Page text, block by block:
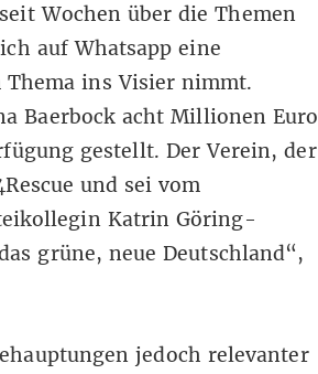
Wochen über die Themen
auf Whatsapp eine
Thema ins Visier nimmt.
Baerbock acht Millionen Euro
gestellt. Der Verein, der
und sei vom
Katrin Göring-
grüne, neue Deutschland“,
jedoch relevanter